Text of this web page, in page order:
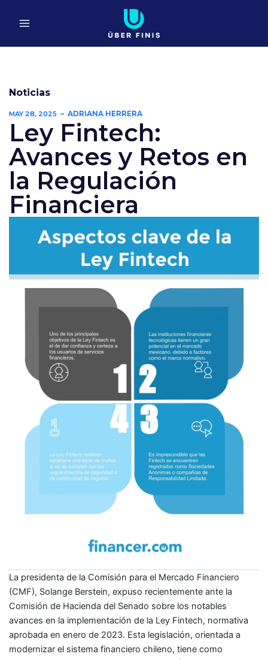
Noticias
MAY 28, 2025 ADRIANA HERRERA
Ley Fintech:
Avances y Retos en
la Regulación
Financiera
La presidenta de la Comisión para el Mercado Financiero
(CMF), Solange Berstein, expuso recientemente ante la
Comisión de Hacienda del Senado sobre los notables
avances en la implementación de la Ley Fintech, normativa
aprobada en enero de 2023. Esta legislación, orientada a
modernizar el sistema financiero chileno, tiene como